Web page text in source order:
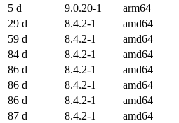
5 d
9.0.20-1 arm64
29 d
8.4.2-1 amd64
59 d
8.4.2-1 amd64
84 d
8.4.2-1 amd64
86 d
8.4.2-1 amd64
86 d
8.4.2-1 amd64
86 d
8.4.2-1 amd64
87 d
8.4.2-1 amd64